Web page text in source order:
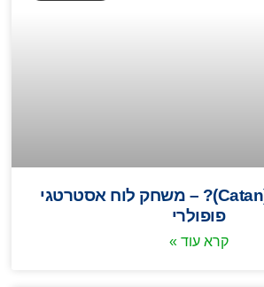
מה זה קטאן (Catan)? – משחק לוח אסטרטגי
פופולרי
קרא עוד »